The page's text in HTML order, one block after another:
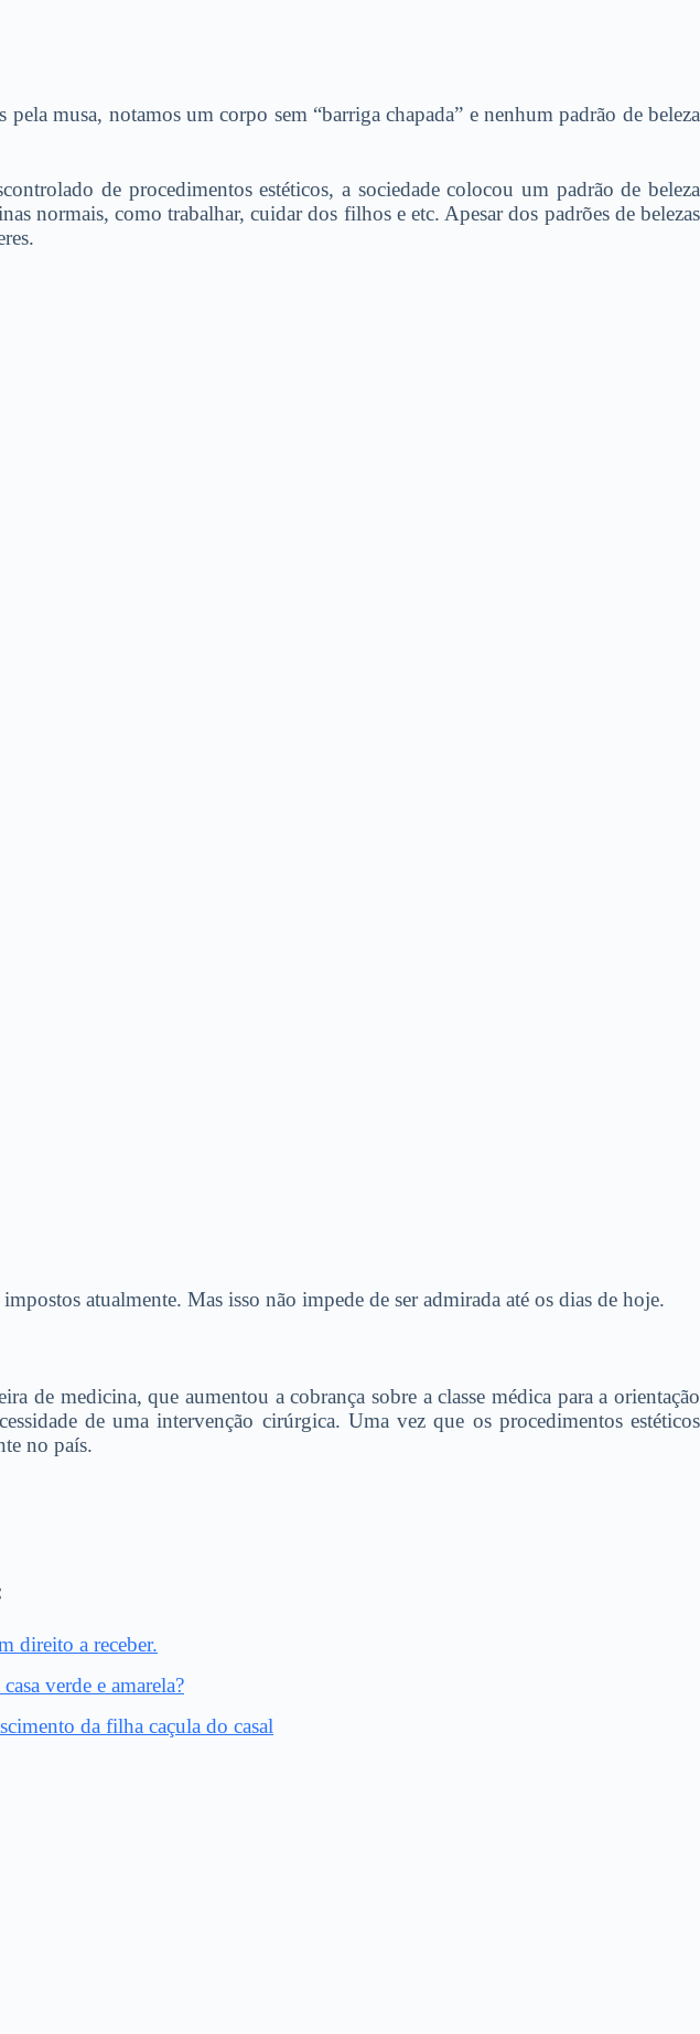
musa, notamos um corpo sem “barriga chapada” e nenhum padrão de beleza
de procedimentos estéticos, a sociedade colocou um padrão de beleza
normais, como trabalhar, cuidar dos filhos e etc. Apesar dos padrões de belezas
atualmente. Mas isso não impede de ser admirada até os dias de hoje.
de medicina, que aumentou a cobrança sobre a classe médica para a orientação
de uma intervenção cirúrgica. Uma vez que os procedimentos estéticos
no país.
direito a receber.
verde e amarela?
da filha caçula do casal